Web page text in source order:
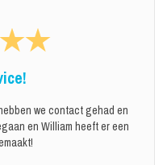
we contact gehad en
en William heeft er een